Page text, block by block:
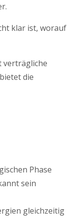
klar ist, worauf
verträgliche
die
Phase
sein
gleichzeitig